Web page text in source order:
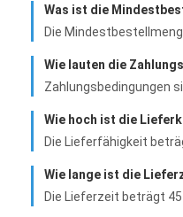
PräzisionsSpritzen
Einzelner Schuss-
Overmolding-Spritzen
Soem-Spritzen
fügen Sie Spritzen ein
Was ist die
Die
Wie lauten die
Zahlungsbedingungen
Wie hoch ist die
Die Lieferfähigkeit
Wie lange ist die
Die Lieferzeit beträgt